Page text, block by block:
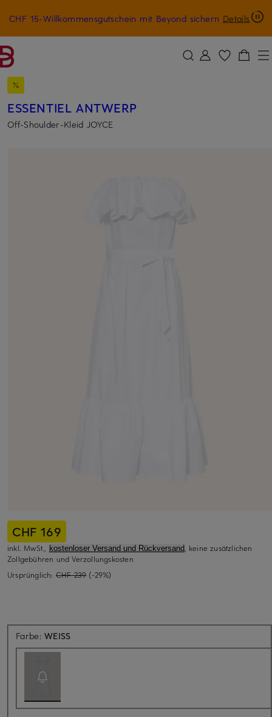
ZUM HAUPTINHALT ÜBERSPRINGEN ZUM SUCHFELD ÜBERSPRINGEN
CHF 15-Willkommensgutschein mit Beyond sichern Details
ESSENTIEL ANTWERP
Off-Shoulder-Kleid JOYCE
CHF 169
inkl. MwSt., kostenloser Versand und Rückversand, keine zusätzlichen
Zollgebühren und Verzollungskosten
Ursprünglich: CHF 239 (-29%)
Farbe:WEISSAktuell nicht verfügbar